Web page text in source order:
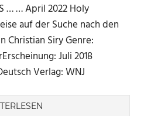
… … April 2022 Holy
auf der Suche nach den
Christian Siry Genre:
Juli 2018
Verlag: WNJ